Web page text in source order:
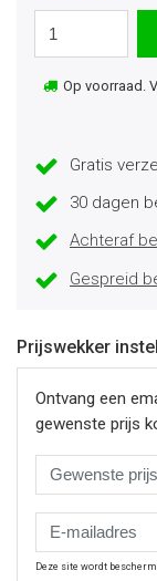
Op voorraad.
Gratis
30 dagen
Achteraf
Gespreid
Prijswekker
Ontvang een
gewenste prijs
Deze site wordt